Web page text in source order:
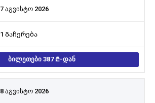
7 აგვისტო 2026
1 Გაჩერება
ᲑᲘᲚᲔᲗᲔᲑᲘ 387 -ᲓᲐᲜ
8 აგვისტო 2026